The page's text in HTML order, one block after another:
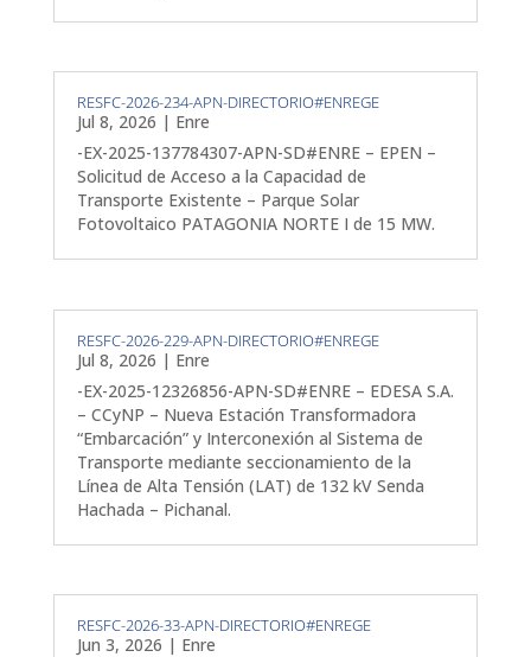
RESFC-2026-234-APN-DIRECTORIO#ENREGE
Jul 8, 2026 | Enre
-EX-2025-137784307-APN-SD#ENRE – EPEN –
Solicitud de Acceso a la Capacidad de
Transporte Existente – Parque Solar
Fotovoltaico PATAGONIA NORTE I de 15 MW.
RESFC-2026-229-APN-DIRECTORIO#ENREGE
Jul 8, 2026 | Enre
-EX-2025-12326856-APN-SD#ENRE – EDESA S.A.
– CCyNP – Nueva Estación Transformadora
“Embarcación” y Interconexión al Sistema de
Transporte mediante seccionamiento de la
Línea de Alta Tensión (LAT) de 132 kV Senda
Hachada – Pichanal.
RESFC-2026-33-APN-DIRECTORIO#ENREGE
Jun 3, 2026 | Enre